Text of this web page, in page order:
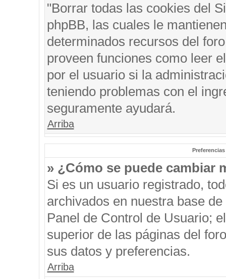
"Borrar todas las cookies del
phpBB, las cuales le
determinados recursos del
proveen funciones como leer
por el usuario si la
teniendo problemas con el
seguramente ayudará.
Arriba
» ¿Cómo se puede cambiar
Si es un usuario registrado,
archivados en nuestra base
Panel de Control de Usuario;
superior de las páginas del
sus datos y preferencias.
Arriba